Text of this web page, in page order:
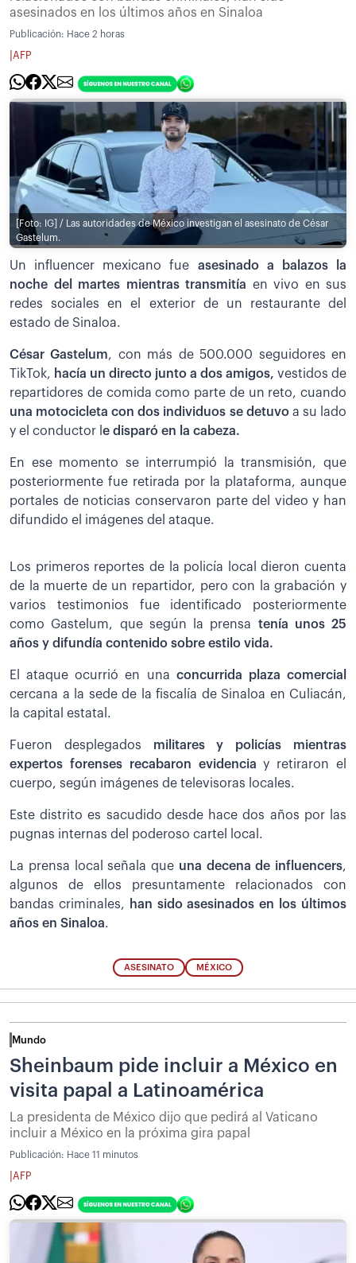
asesinados en los últimos años en Sinaloa
Publicación: Hace 2 horas
AFP
[Foto: IG] / Las autoridades de México investigan el asesinato de César
Gastelum.
Un influencer mexicano fue asesinado a balazos la
noche del martes mientras transmitía en vivo en sus
redes sociales en el exterior de un restaurante del
estado de Sinaloa.
César Gastelum, con más de 500.000 seguidores en
TikTok, hacía un directo junto a dos amigos, vestidos de
repartidores de comida como parte de un reto, cuando
una motocicleta con dos individuos se detuvoa su lado
y el conductor l e disparó en la cabeza.
En ese momento se interrumpió la transmisión, que
posteriormente fue retirada por la plataforma, aunque
portales de noticias conservaron parte del video y han
difundido el imágenes del ataque.
Los primeros reportes de la policía local dieron cuenta
de la muerte de un repartidor, pero con la grabación y
varios testimonios fue identificado posteriormente
como Gastelum, que según la prensa tenía unos 25
años y difundía contenido sobre estilo vida.
El ataque ocurrió en una concurrida plaza comercial
cercana a la sede de la fiscalía de Sinaloa en Culiacán,
la capital estatal.
Fueron desplegados militares y policías mientras
expertos forenses recabaron evidencia y retiraron el
cuerpo, según imágenes de televisoras locales.
Este distrito es sacudido desde hace dos años por las
pugnas internas del poderoso cartel local.
La prensa local señala que una decena de influencers,
algunos de ellos presuntamente relacionados con
bandas criminales,
han sido asesinados en los últimos
años en Sinaloa.
ASESINATO MÉXICO
Mundo
Sheinbaum pide incluir a México en
visita papal a Latinoamérica
La presidenta de México dijo que pedirá al Vaticano
incluir a México en la próxima gira papal
Publicación: Hace 11 minutos
AFP